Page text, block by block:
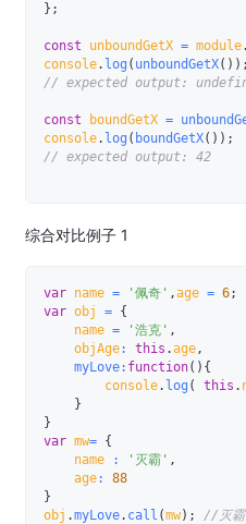
} ;
const unboundGetX = module
console. log ( unboundGetX( ) ) ;
// expected output:
const boundGetX =
console. log ( boundGetX( ) ) ;
// expected output: 42
综合对比例子 1
var name = '佩奇' ,age = 6;
var obj = {
    name
= '浩克' ,
    objAge
: this .age,
myLove: function( ) {
        console
. log ( this .
}
}
var mw= {
    name
: '灭霸' ,
    age
:
88
}
obj .myLove. call (mw) ;
//灭霸